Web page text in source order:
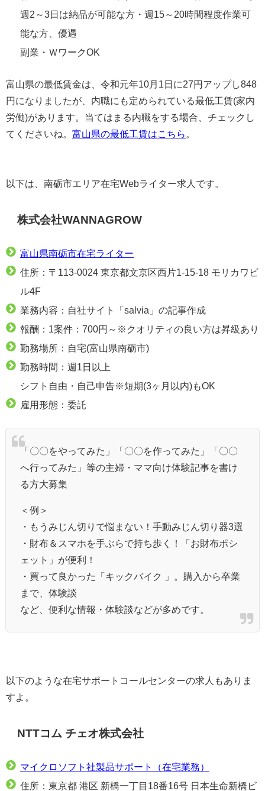
週2～3日は納品が可能な方・週15～20時間程度作業可
能な方、優遇
副業・ＷワークOK
富山県の最低賃金は、令和元年10月1日に27円アップし848
円になりましたが、内職にも定められている最低工賃(家内
労働)があります。当てはまる内職をする場合、チェックし
てくださいね。 富山県の最低工賃はこちら
以下は、南砺市エリア在宅Webライター求人です。
株式会社WANNAGROW
富山県南砺市在宅ライター
住所：〒113-0024 東京都文京区西片1-15-18 モリカワビ
ル4F
業務内容：自社サイト「salvia」の記事作成
報酬：1案件：700円～※クオリティの良い方は昇級あり
勤務場所：自宅(富山県南砺市)
勤務時間：週1日以上
シフト自由・自己申告※短期(3ヶ月以内)もOK
雇用形態：委託
「〇〇をやってみた」「〇〇を作ってみた」「〇〇
へ行ってみた」等の主婦・ママ向け体験記事を書け
る方大募集
＜例＞
・もうみじん切りで悩まない！手動みじん切り器3選
・財布＆スマホを手ぶらで持ち歩く！「お財布ポシ
ェット」が便利！
・買って良かった「キックバイク 」。購入から卒業
まで、体験談
など、便利な情報・体験談などが多めです。
以下のような在宅サポートコールセンターの求人もありま
すよ。
NTTコム チェオ株式会社
マイクロソフト社製品サポート（在宅業務）
住所：東京都 港区 新橋一丁目18番16号 日本生命新橋ビ